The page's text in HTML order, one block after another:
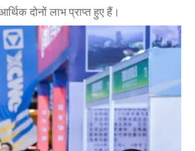
दोनों लाभ प्राप्त हुए हैं।